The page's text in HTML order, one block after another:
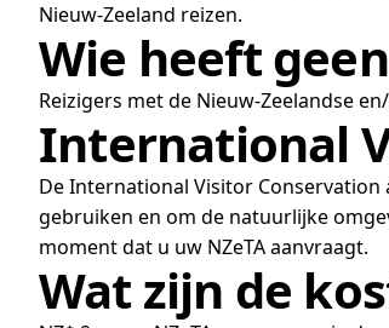
Nieuw-Zeeland reizen.
Wie heeft
Reizigers met de Nieuw-Zeelandse
International
De International Visitor
gebruiken en om de natuurlijke
moment dat u uw NZeTA aanvraagt.
Wat zijn de